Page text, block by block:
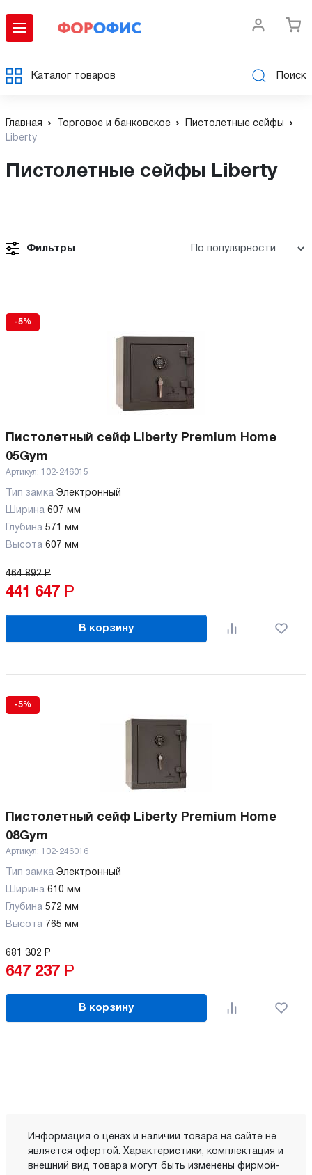
Каталог товаров Поиск
Главная Торговое и банковское
Пистолетные сейфы
Liberty
Пистолетные сейфы Liberty
Фильтры
-5%
Пистолетный сейф Liberty Premium Home
05Gym
Артикул: 102-246015
Тип замка Электронный
Ширина 607 мм
Глубина 571 мм
Высота 607 мм
464 892 Р
441 647 Р
В корзину
-5%
Пистолетный сейф Liberty Premium Home
08Gym
Артикул: 102-246016
Тип замка Электронный
Ширина 610 мм
Глубина 572 мм
Высота 765 мм
681 302 Р
647 237 Р
В корзину
Информация о ценах и наличии товара на сайте не
является офертой. Характеристики, комплектация и
внешний вид товара могут быть изменены фирмой-